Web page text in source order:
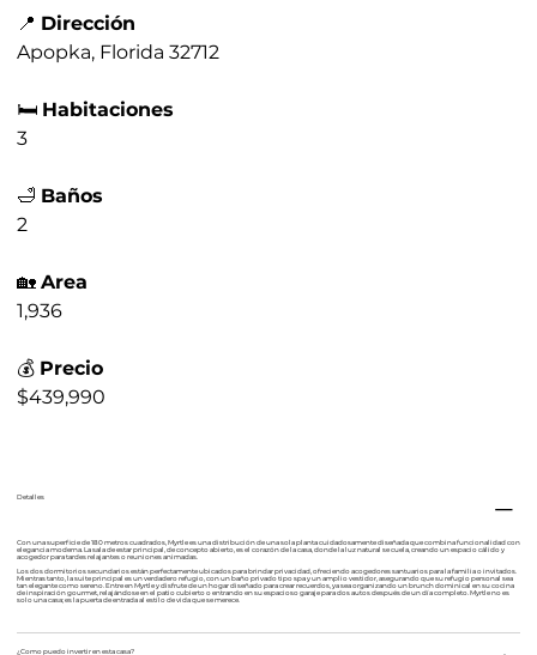
📍 Dirección
Apopka, Florida 32712
🛏️ Habitaciones
3
🛁 Baños
2
🏡 Area
1,936
💰 Precio
$439,990
Detalles
Con una superficie de 180 metros cuadrados, Myrtle es una distribución de una sola planta cuidadosamente diseñada que combina funcionalidad con
elegancia moderna. La sala de estar principal, de concepto abierto, es el corazón de la casa, donde la luz natural se cuela, creando un espacio cálido y
acogedor para tardes relajantes o reuniones animadas.
Los dos dormitorios secundarios están perfectamente ubicados para brindar privacidad, ofreciendo acogedores santuarios para la familia o invitados.
Mientras tanto, la suite principal es un verdadero refugio, con un baño privado tipo spa y un amplio vestidor, asegurando que su refugio personal sea
tan elegante como sereno. Entre en Myrtle y disfrute de un hogar diseñado para crear recuerdos, ya sea organizando un brunch dominical en su cocina
de inspiración gourmet, relajándose en el patio cubierto o entrando en su espacioso garaje para dos autos después de un día completo. Myrtle no es
solo una casa; es la puerta de entrada al estilo de vida que se merece.
¿Como puedo invertir en esta casa?